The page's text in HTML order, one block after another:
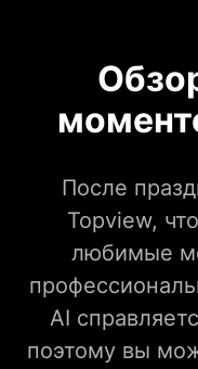
После
Topview,
любимые
AI
поэтому вы